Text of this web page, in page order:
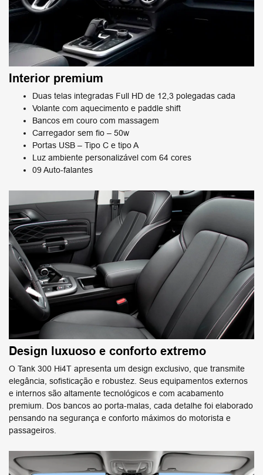
Interior premium​
Duas telas integradas Full HD de 12,3 polegadas cada
Volante com aquecimento e paddle shift
Bancos em couro com massagem​
Carregador sem fio – 50w​
Portas USB – Tipo C e tipo A​
Luz ambiente personalizável com 64 cores
09 Auto-falantes
Design luxuoso e conforto extremo
O Tank 300 Hi4T apresenta um design exclusivo, que transmite
elegância, sofisticação e robustez. Seus equipamentos externos
e internos são altamente tecnológicos e com acabamento
premium. Dos bancos ao porta-malas, cada detalhe foi elaborado
pensando na segurança e conforto máximos do motorista e
passageiros.